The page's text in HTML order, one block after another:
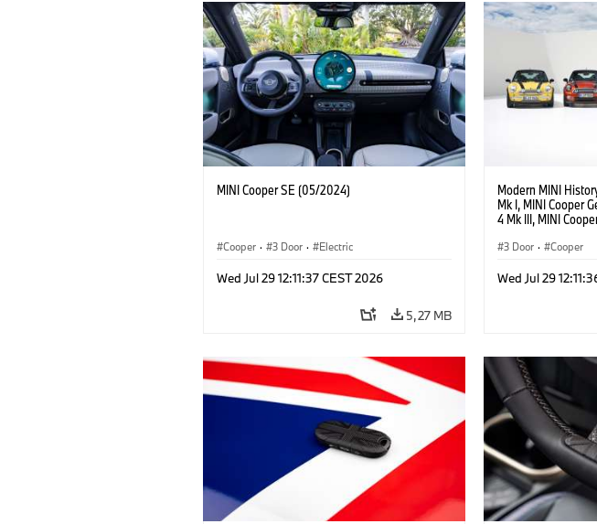
MINI Cooper SE (05/2024)
Cooper · 3 Door · Electric
Wed Jul 29 12:11:37 CEST 2026
5,27 MB
Modern MINI
Mk I, MINI Cooper
4 Mk III, MINI
3 Door · Cooper
Wed Jul 29